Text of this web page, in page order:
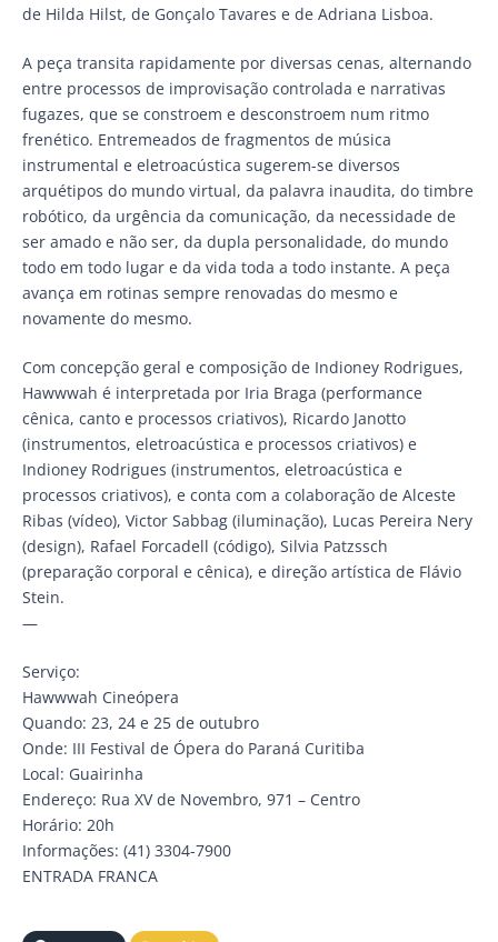
de Hilda Hilst, de Gonçalo Tavares e de Adriana Lisboa.
A peça transita rapidamente por diversas cenas, alternando
entre processos de improvisação controlada e narrativas
fugazes, que se constroem e desconstroem num ritmo
frenético. Entremeados de fragmentos de música
instrumental e eletroacústica sugerem-se diversos
arquétipos do mundo virtual, da palavra inaudita, do timbre
robótico, da urgência da comunicação, da necessidade de
ser amado e não ser, da dupla personalidade, do mundo
todo em todo lugar e da vida toda a todo instante. A peça
avança em rotinas sempre renovadas do mesmo e
novamente do mesmo.
Com concepção geral e composição de Indioney Rodrigues,
Hawwwah é interpretada por Iria Braga (performance
cênica, canto e processos criativos), Ricardo Janotto
(instrumentos, eletroacústica e processos criativos) e
Indioney Rodrigues (instrumentos, eletroacústica e
processos criativos), e conta com a colaboração de Alceste
Ribas (vídeo), Victor Sabbag (iluminação), Lucas Pereira Nery
(design), Rafael Forcadell (código), Silvia Patzssch
(preparação corporal e cênica), e direção artística de Flávio
Stein.
—
Serviço:
Hawwwah Cineópera
Quando: 23, 24 e 25 de outubro
Onde: III Festival de Ópera do Paraná Curitiba
Local: Guairinha
Endereço: Rua XV de Novembro, 971 – Centro
Horário: 20h
Informações: (41) 3304-7900
ENTRADA FRANCA